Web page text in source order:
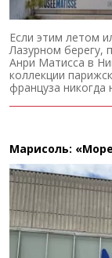
Если этим летом
Лазурном берегу,
Анри Матисса в
коллекции
француза никогда
Марисоль: